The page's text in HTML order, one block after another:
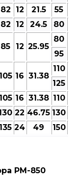
82 12 21.5 55
82 12 24.5 80
85 12 25.95
80
95
105 16 31.38
110
125
105 16 31.38 110
22 46.75 130
135 24 49 150
РМ-850